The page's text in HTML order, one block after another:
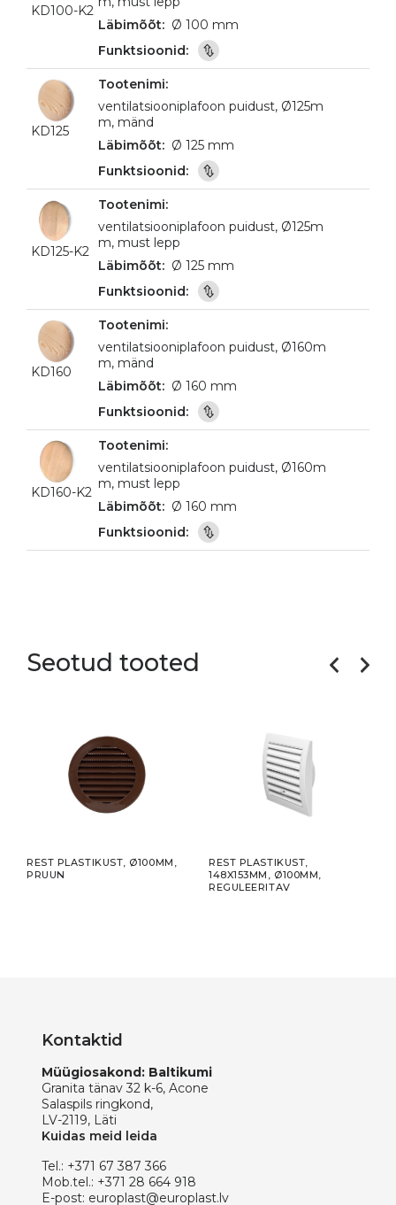
KD100-K2
Ø 100 mm
KD125
ventilatsiooniplafoon puidust, Ø125m
m, mänd
Ø 125 mm
KD125-K2
ventilatsiooniplafoon puidust, Ø125m
m, must lepp
Ø 125 mm
KD160
ventilatsiooniplafoon puidust, Ø160m
m, mänd
Ø 160 mm
KD160-K2
ventilatsiooniplafoon puidust, Ø160m
m, must lepp
Ø 160 mm
Seotud tooted
REST PLASTIKUST, Ø100MM,
PRUUN
REST PLASTIKUST,
148X153MM, Ø100MM,
REGULEERITAV
Kontaktid
Müügiosakond: Baltikumi
Granita tänav 32 k-6, Acone
Salaspils ringkond,
LV-2119, Läti
Kuidas meid leida
Tel.: +371 67 387 366
Mob.tel.: +371 28 664 918
E-post: europlast@europlast.lv